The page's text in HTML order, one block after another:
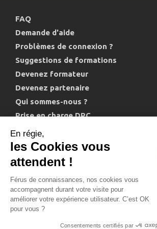
FAQ
Demande d'aide
Problèmes de connexion ?
Suggestions de formations
Devenez formateur
Devenez partenaire
Qui sommes-nous ?
Prise en charge DPC
Politique de confidentialité et cookies
En régie,
les Cookies vous
attendent !
Férus de connaissances, nos cookies vous
accompagnent durant votre visite pour
améliorer votre expérience utilisateur. C’est OK
pour vous ?
Consentements certifiés par